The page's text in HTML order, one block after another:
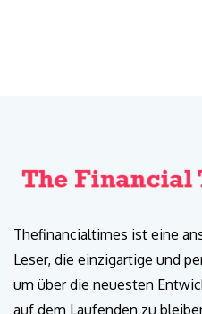
Thefinancialtimes ist eine
Leser, die einzigartige und
um über die neuesten
auf dem Laufenden zu